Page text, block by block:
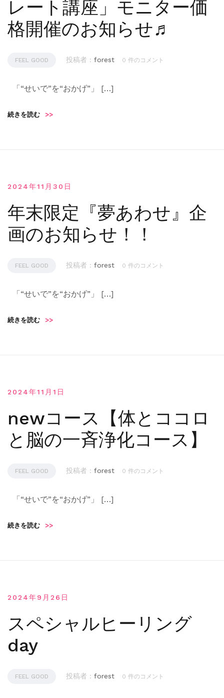
レート講座」モニター価
格開催のお知らせ♬
FEEL GOOD 投稿者 : forest 0 件のコメント
「“せいで”を“おかげ”」 […]
続きを読む >>
2024年11月30日
年末限定『夢あわせ』企
画のお知らせ！！
FEEL GOOD 投稿者 : forest 0 件のコメント
「“せいで”を“おかげ”」 […]
続きを読む >>
2024年11月1日
newコース【体とココロ
と脳の一斉浄化コース】
FEEL GOOD 投稿者 : forest 0 件のコメント
「“せいで”を“おかげ”」 […]
続きを読む >>
2024年9月26日
スペシャルヒーリング
day
FEEL GOOD 投稿者 : forest 0 件のコメント